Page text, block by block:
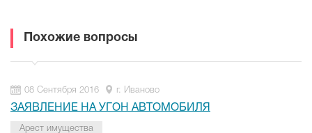
Похожие вопросы
08 Сентября 2016 г. Иваново
ЗАЯВЛЕНИЕ НА УГОН АВТОМОБИЛЯ
Арест имущества